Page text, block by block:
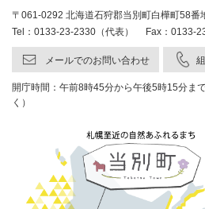
〒061-0292 北海道石狩郡当別町白樺町58番
Tel：0133-23-2330（代表） Fax：0133-
メールでのお問い合わせ
開庁時間：午前8時45分から午後5時15分ま
く）